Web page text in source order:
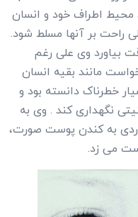
محیط اطراف خود و انسان
راحت بر آنها مسلط شود.
بیاورد وی علی رغم
مانند بقیه انسان
خطرناک دانسته بود و
نگهداری کند . وی به
به کندن پوست صورت،
می زد.